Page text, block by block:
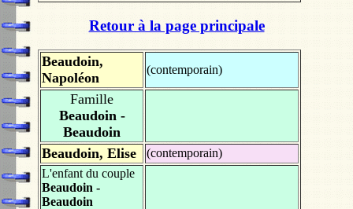
Retour à la page principale
Beaudoin,
Napoléon
(contemporain)
Famille
Beaudoin -
Beaudoin
Beaudoin, Elise
(contemporain)
L'enfant du couple
Beaudoin -
Beaudoin